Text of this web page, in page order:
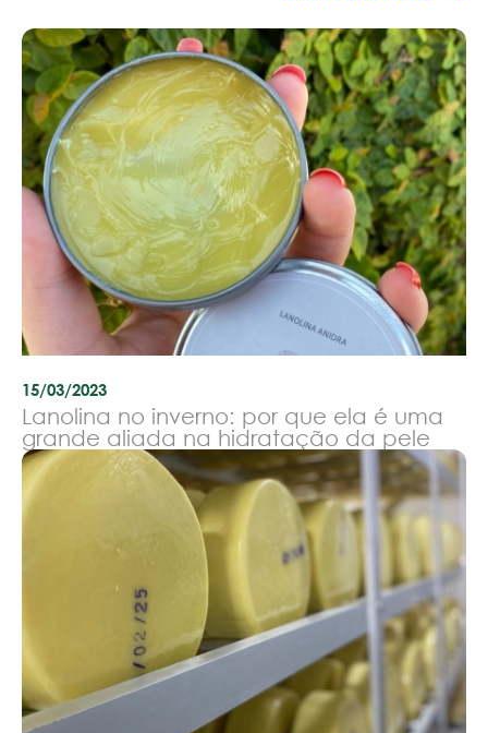
15/03/2023
Lanolina no inverno: por que ela é uma
grande aliada na hidratação da pele